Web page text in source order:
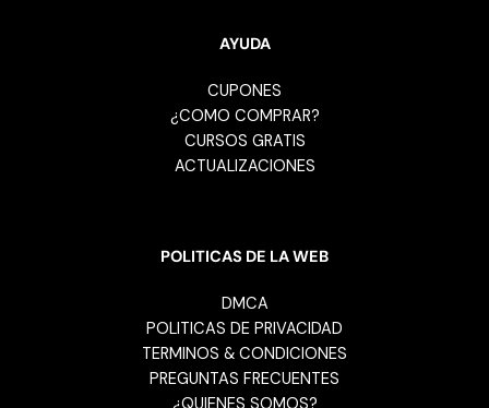
AYUDA
CUPONES
¿COMO COMPRAR?
CURSOS GRATIS
ACTUALIZACIONES
POLITICAS DE LA WEB
DMCA
POLITICAS DE PRIVACIDAD
TERMINOS & CONDICIONES
PREGUNTAS FRECUENTES